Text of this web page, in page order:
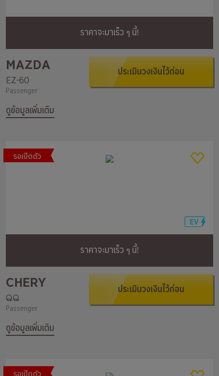
ราคาจะมาเร็ว ๆ นี้!
MAZDA
EZ-60
Passenger
ดูข้อมูลเพิ่มเติม
ประเมินวงเงินไว้ก่อน
รอเปิดตัว
ราคาจะมาเร็ว ๆ นี้!
CHERY
QQ
Passenger
ดูข้อมูลเพิ่มเติม
ประเมินวงเงินไว้ก่อน